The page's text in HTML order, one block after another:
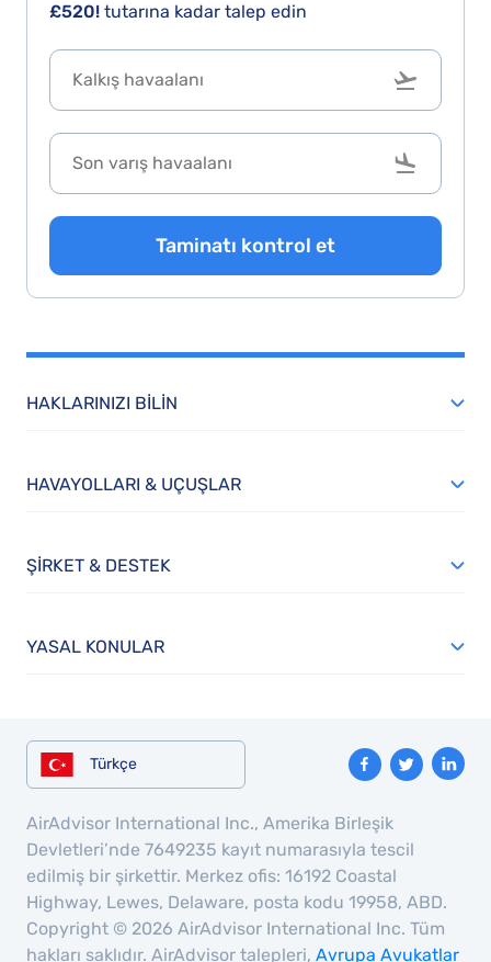
£520! tutarına kadar talep edin
Taminatı kontrol et
HAKLARINIZI BILIN
HAVAYOLLARI & UÇUŞLAR
ŞIRKET & DESTEK
YASAL KONULAR
Türkçe
AirAdvisor International Inc., Amerika Birleşik
Devletleri’nde 7649235 kayıt numarasıyla tescil
edilmiş bir şirkettir. Merkez ofis: 16192 Coastal
Highway, Lewes, Delaware, posta kodu 19958, ABD.
Copyright © 2026 AirAdvisor International Inc. Tüm
hakları saklıdır. AirAdvisor talepleri, Avrupa Avukatlar